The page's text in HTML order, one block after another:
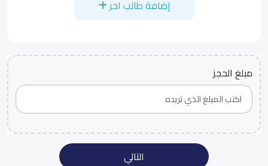
إضافة طالب اخر
مبلغ الحجز
التالي